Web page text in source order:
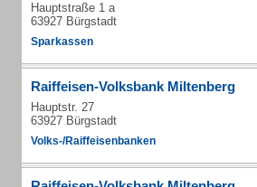
Hauptstraße 1 a
63927 Bürgstadt
Sparkassen
Raiffeisen-Volksbank Miltenberg
Hauptstr. 27
63927 Bürgstadt
Volks-/Raiffeisenbanken